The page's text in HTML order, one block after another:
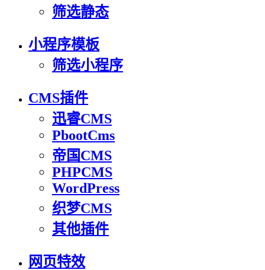
筛选静态
小程序模板
筛选小程序
CMS插件
迅睿CMS
PbootCms
帝国CMS
PHPCMS
WordPress
织梦CMS
其他插件
网页特效